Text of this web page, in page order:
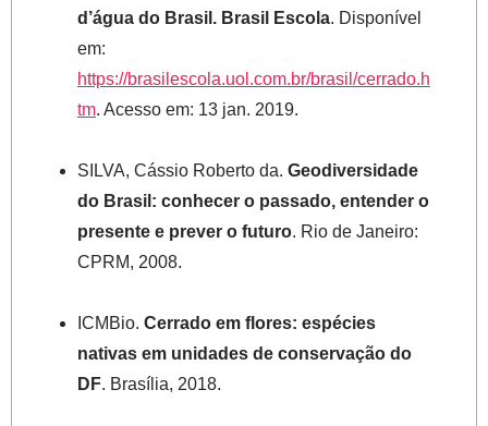
d’água do Brasil. Brasil Escola. Disponível
em:
https://brasilescola.uol.com.br/brasil/cerrado.h
tm. Acesso em: 13 jan. 2019.
SILVA, Cássio Roberto da. Geodiversidade
do Brasil: conhecer o passado, entender o
presente e prever o futuro. Rio de Janeiro:
CPRM, 2008.
ICMBio. Cerrado em flores: espécies
nativas em unidades de conservação do
DF. Brasília, 2018.